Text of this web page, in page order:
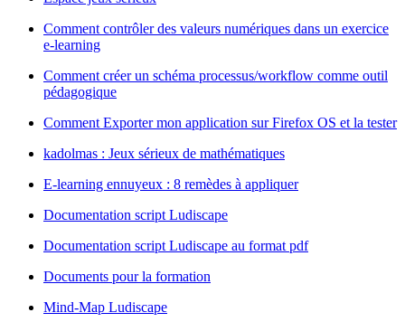
Comment contrôler des valeurs numériques dans un exercice
e-learning
Comment créer un schéma processus/workflow comme outil
pédagogique
Comment Exporter mon application sur Firefox OS et la tester
kadolmas : Jeux sérieux de mathématiques
E-learning ennuyeux : 8 remèdes à appliquer
Documentation script Ludiscape
Documentation script Ludiscape au format pdf
Documents pour la formation
Mind-Map Ludiscape